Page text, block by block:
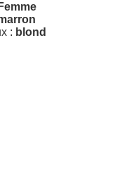
Femme
: blond